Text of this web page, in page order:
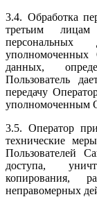
3.4. Обработка
третьим
уполномоченных
данных,
Пользователь
передачу
уполномоченным
3.5. Оператор
технические
Пользователей
доступа,
копирования,
неправомерных